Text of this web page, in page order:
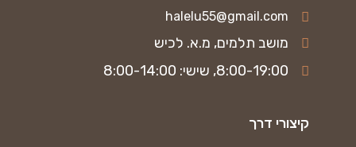
halelu55@gmail.com
מושב תלמים, מ.א. לכיש
8:00-19:00, שישי: 8:00-14:00
קיצורי דרך